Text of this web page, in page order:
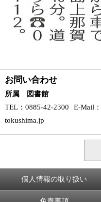
お問い合わせ
所属 図書館
TEL ：0885-42-2300 E-Mail ：
tokushima.jp
個人情報の取り扱い